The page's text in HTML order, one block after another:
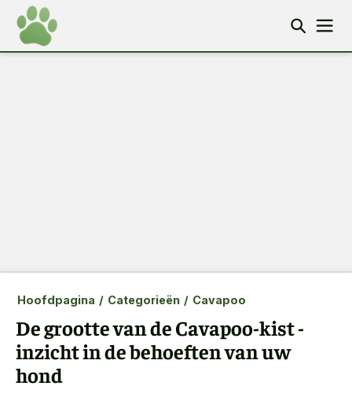
Hoofdpagina / Categorieën / Cavapoo
De grootte van de Cavapoo-kist -
inzicht in de behoeften van uw
hond